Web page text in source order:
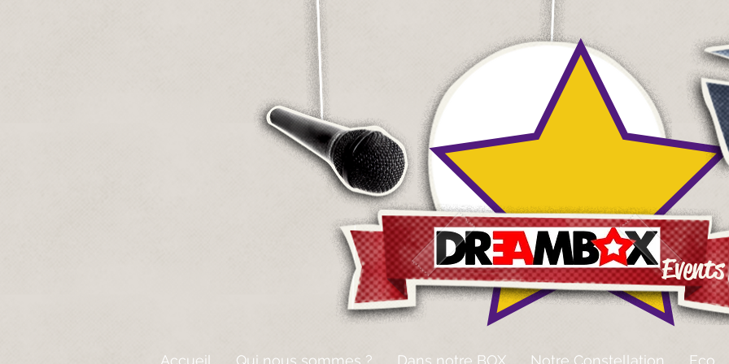
Events
Accueil Qui nous sommes ? Dans notre BOX Notre Constellation Eco